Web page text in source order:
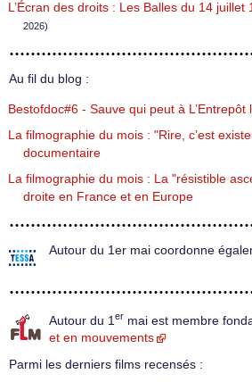
L’Écran des droits : Les Balles du 14 juillet
2026)
Au fil du blog :
Bestofdoc#6 - Sauve qui peut à
La filmographie du mois : "Rire, c’est
documentaire
La filmographie du mois : La "résistible
droite en France et en Europe
Autour du 1er mai coordonne
Autour du 1 er mai est membre
et en mouvements
Parmi les derniers films recensés :